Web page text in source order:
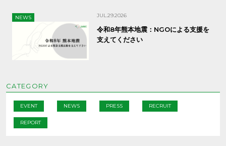
NEWS JUL.29.2026
令和8年熊本地震：NGOによる支援を
支えてください
CATEGORY
EVENT NEWS PRESS RECRUIT
REPORT